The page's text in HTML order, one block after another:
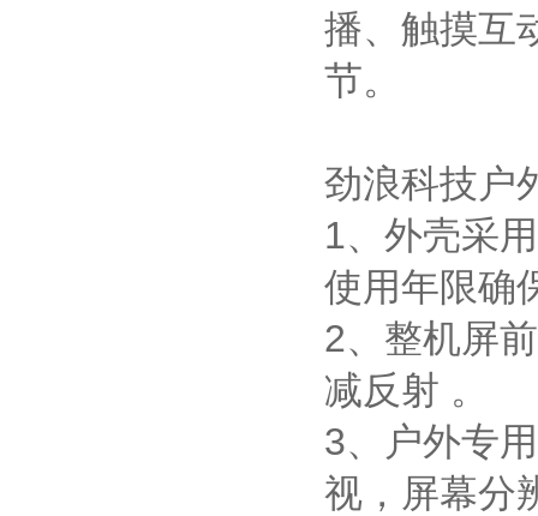
播、触摸互
节。
劲浪科技户
1、外壳采
使用年限确
2、整机屏
减反射 。
3、户外专
视，屏幕分